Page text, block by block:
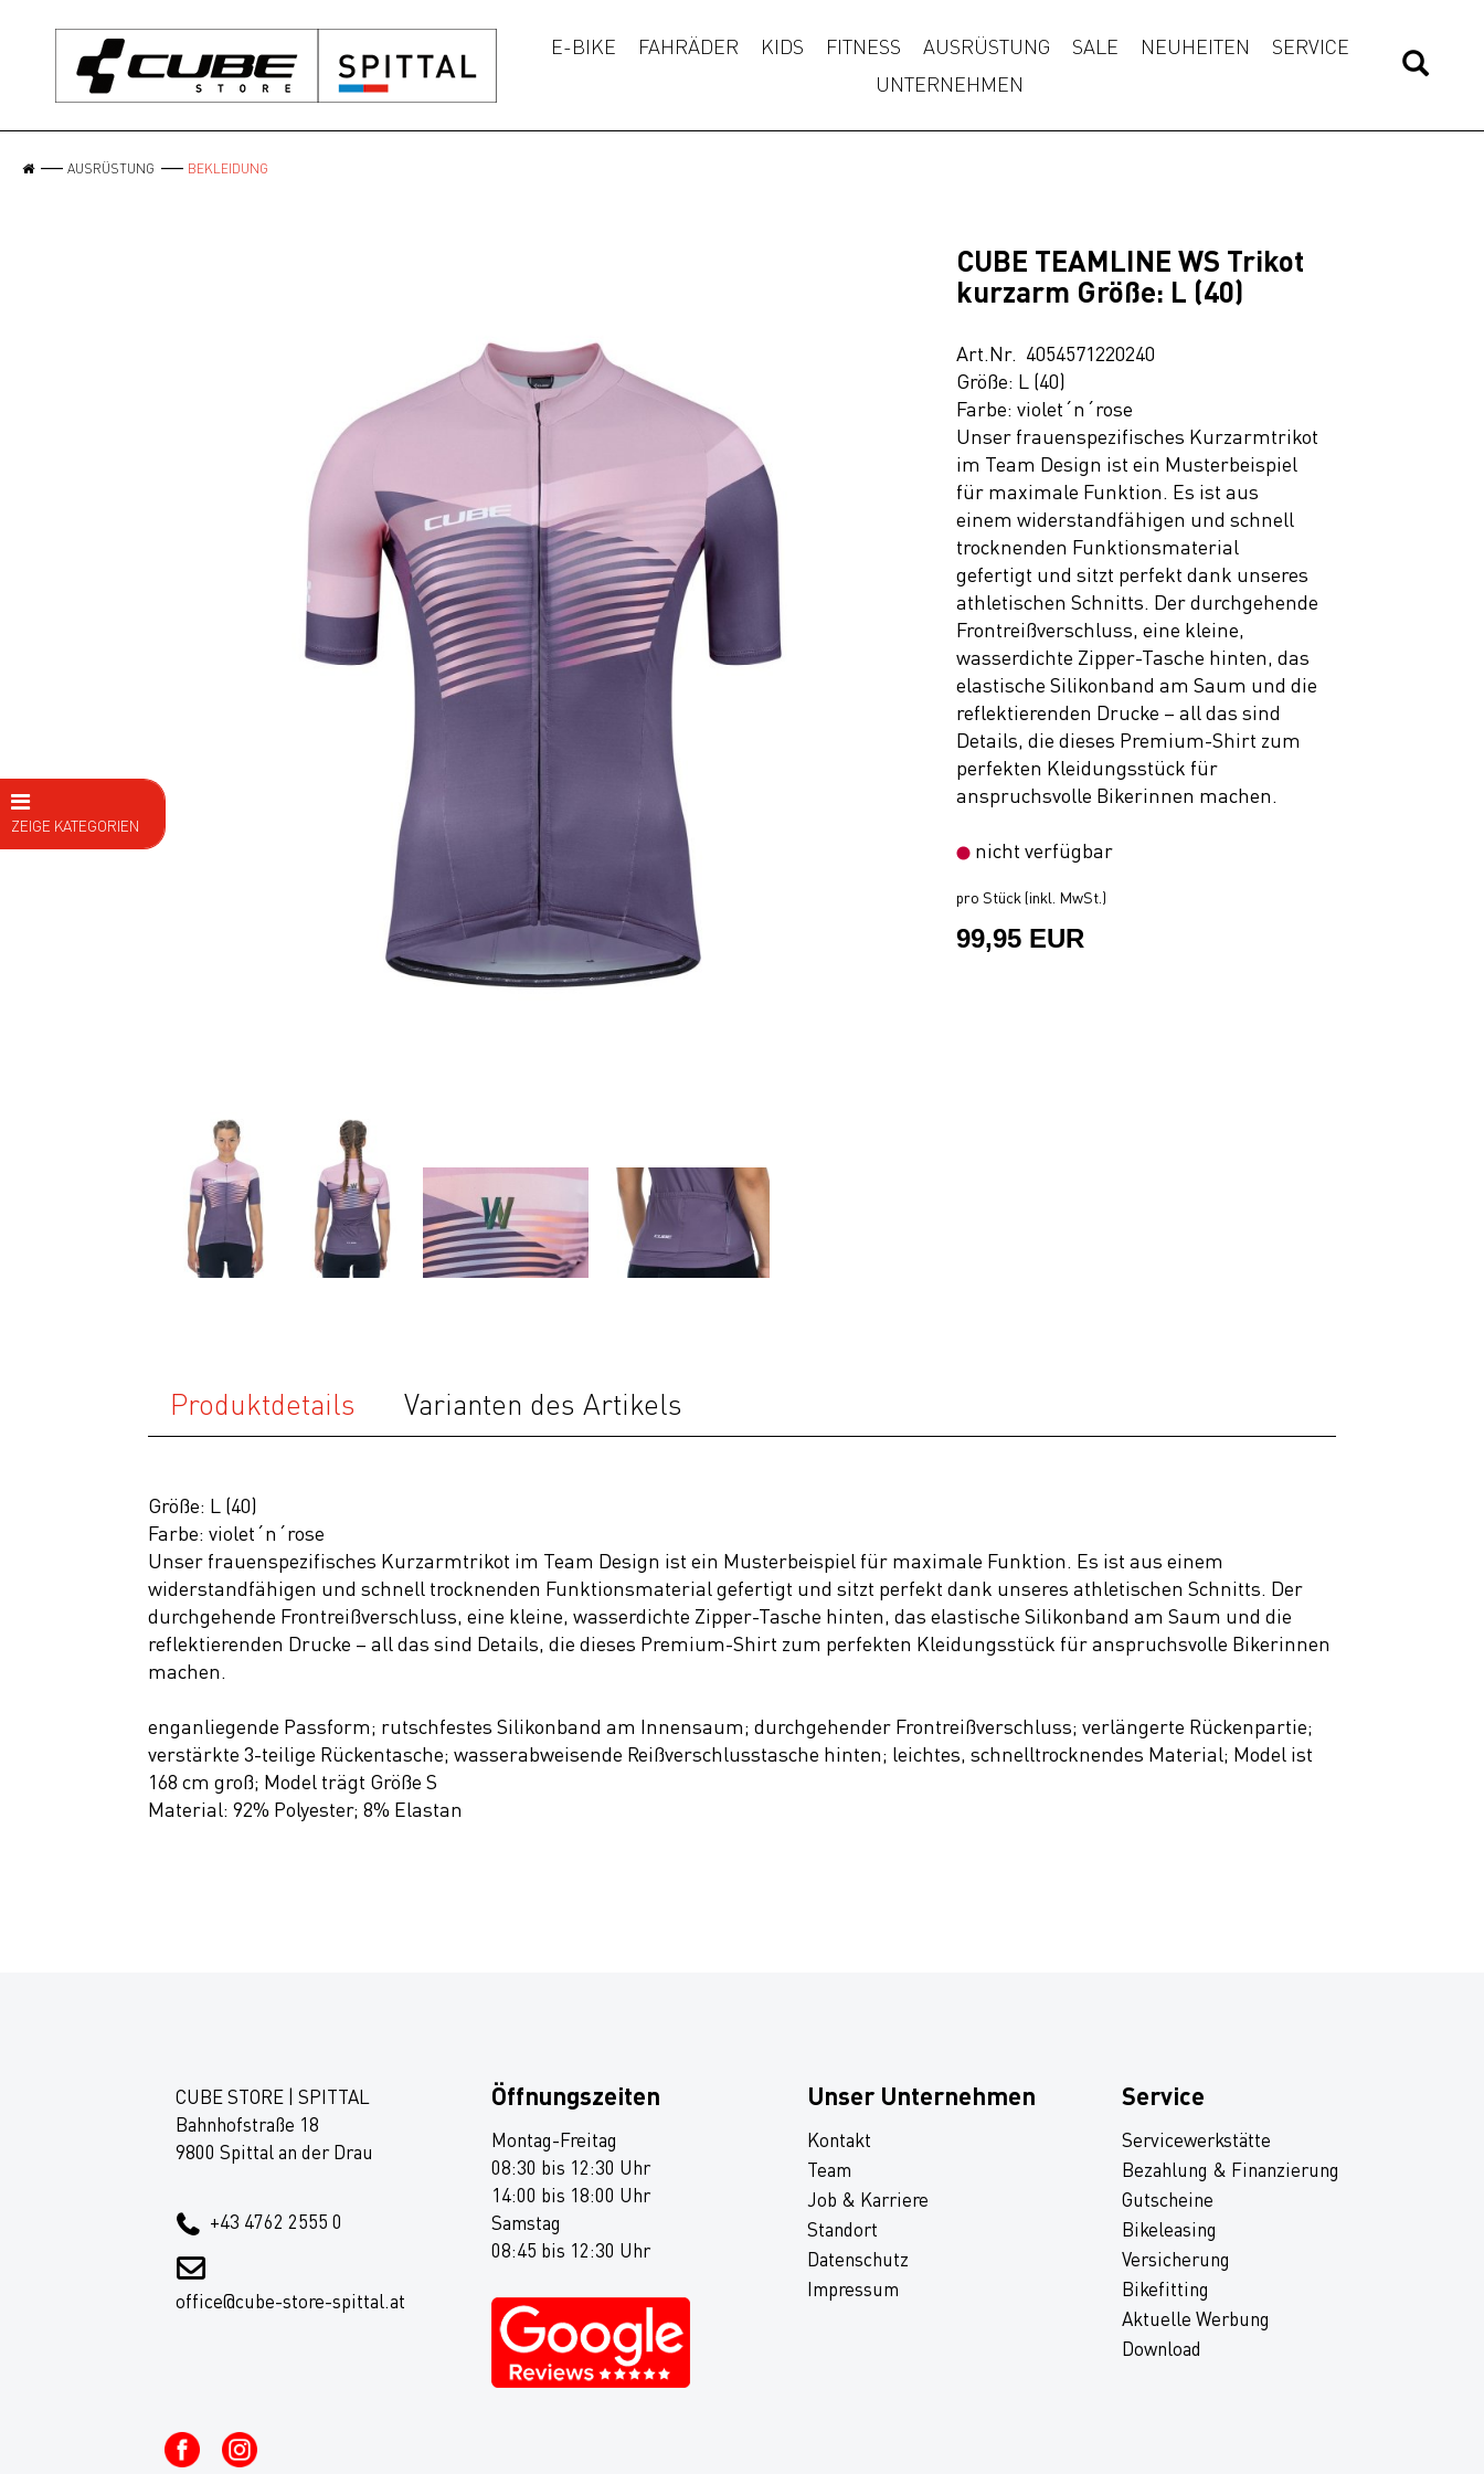
E-BIKE FAHRÄDER KIDS FITNESS AUSRÜSTUNG SALE NEUHEITEN
SERVICE
UNTERNEHMEN
AUSRÜSTUNG BEKLEIDUNG
ZEIGE KATEGORIEN
CUBE TEAMLINE WS Trikot
kurzarm Größe: L (40)
Art.Nr. 4054571220240
Größe: L (40)
Farbe: violet´n´rose
Unser frauenspezifisches Kurzarmtrikot
im Team Design ist ein Musterbeispiel
für maximale Funktion. Es ist aus
einem widerstandfähigen und schnell
trocknenden Funktionsmaterial
gefertigt und sitzt perfekt dank unseres
athletischen Schnitts. Der durchgehende
Frontreißverschluss, eine kleine,
wasserdichte Zipper-Tasche hinten, das
elastische Silikonband am Saum und die
reflektierenden Drucke – all das sind
Details, die dieses Premium-Shirt zum
perfekten Kleidungsstück für
anspruchsvolle Bikerinnen machen.
nicht verfügbar
pro Stück (inkl. MwSt.)
99,95 EUR
Produktdetails Varianten des Artikels
Größe: L (40)
Farbe: violet´n´rose
Unser frauenspezifisches Kurzarmtrikot im Team Design ist ein Musterbeispiel für maximale Funktion. Es ist aus einem
widerstandfähigen und schnell trocknenden Funktionsmaterial gefertigt und sitzt perfekt dank unseres athletischen Schnitts. Der
durchgehende Frontreißverschluss, eine kleine, wasserdichte Zipper-Tasche hinten, das elastische Silikonband am Saum und die
reflektierenden Drucke – all das sind Details, die dieses Premium-Shirt zum perfekten Kleidungsstück für anspruchsvolle Bikerinnen
machen.
enganliegende Passform; rutschfestes Silikonband am Innensaum; durchgehender Frontreißverschluss; verlängerte Rückenpartie;
verstärkte 3-teilige Rückentasche; wasserabweisende Reißverschlusstasche hinten; leichtes, schnelltrocknendes Material; Model ist
168 cm groß; Model trägt Größe S
Material: 92% Polyester; 8% Elastan
CUBE STORE | SPITTAL
Bahnhofstraße 18
9800 Spittal an der Drau
+43 4762 2555 0
office@cube-store-spittal.at
Öffnungszeiten
Montag-Freitag
08:30 bis 12:30 Uhr
14:00 bis 18:00 Uhr
Samstag
08:45 bis 12:30 Uhr
Unser Unternehmen
Kontakt
Team
Job & Karriere
Standort
Datenschutz
Impressum
Service
Servicewerkstätte
Bezahlung & Finanzierung
Gutscheine
Bikeleasing
Versicherung
Bikefitting
Aktuelle Werbung
Download